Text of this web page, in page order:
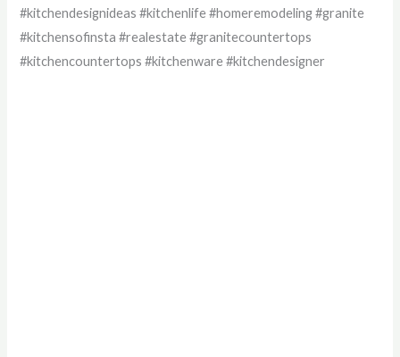
#kitchendesignideas #kitchenlife #homeremodeling #granite
#kitchensofinsta #realestate #granitecountertops
#kitchencountertops #kitchenware #kitchendesigner